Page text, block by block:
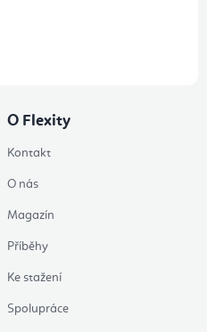
O Flexity
Kontakt
O nás
Magazín
Příběhy
Ke stažení
Spolupráce